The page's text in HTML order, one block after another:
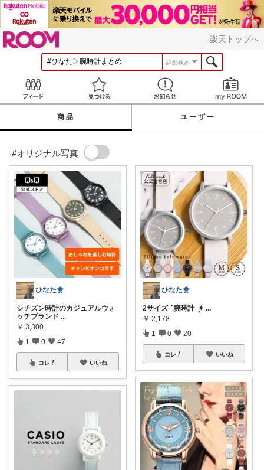
楽天トップへ
詳細検索
見つける お知らせ
商品 ユーザー
#オリジナル写真
ひなた🐥
シチズン時計のカジュアルウォ
ッチブランド ...
￥ 3,300
1 0 47
コレ いいね
ひなた🐥
2サイズ ‎ܰ ‎ 腕時計 ܱ ✦ ...
￥ 2,178
1 0 20
コレ いいね